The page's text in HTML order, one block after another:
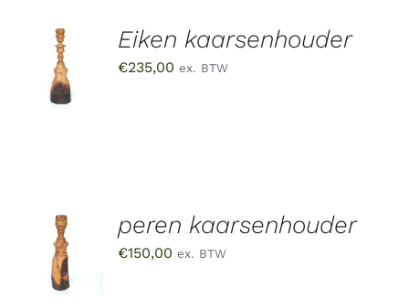
TOEVOEGEN
AAN
WINKELWAGEN
/
DETAILS
Eiken kaarsenhouder
€235,00 ex. BTW
TOEVOEGEN
AAN
WINKELWAGEN
/
DETAILS
peren kaarsenhouder
€150,00 ex. BTW